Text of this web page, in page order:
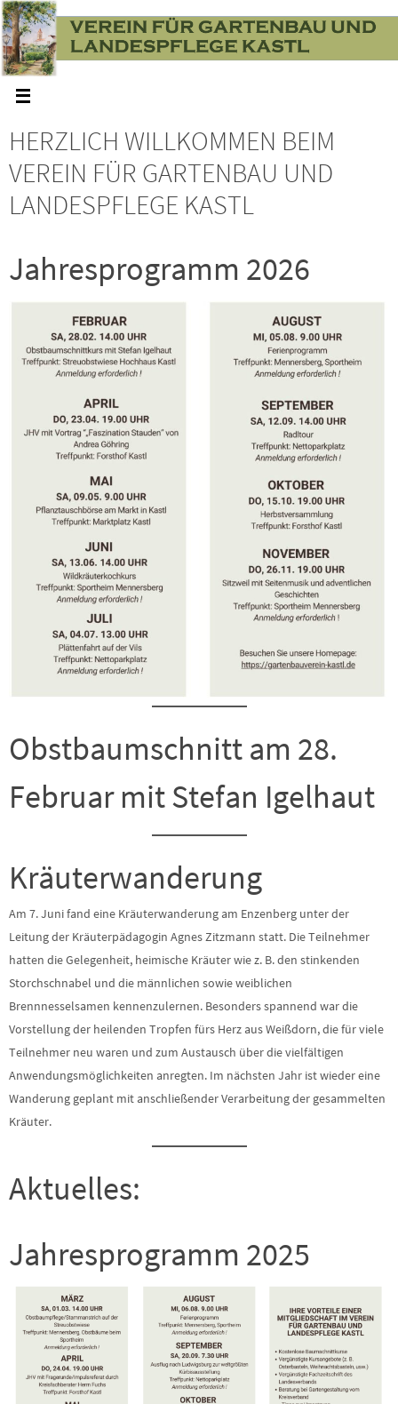
Zum
Inhalt
springen
HERZLICH WILLKOMMEN BEIM
VEREIN FÜR GARTENBAU UND
LANDESPFLEGE KASTL
Jahresprogramm 2026
Obstbaumschnitt am 28.
Februar mit Stefan Igelhaut
Kräuterwanderung
Am 7. Juni fand eine Kräuterwanderung am Enzenberg unter der
Leitung der Kräuterpädagogin Agnes Zitzmann statt. Die Teilnehmer
hatten die Gelegenheit, heimische Kräuter wie z. B. den stinkenden
Storchschnabel und die männlichen sowie weiblichen
Brennnesselsamen kennenzulernen. Besonders spannend war die
Vorstellung der heilenden Tropfen fürs Herz aus Weißdorn, die für viele
Teilnehmer neu waren und zum Austausch über die vielfältigen
Anwendungsmöglichkeiten anregten. Im nächsten Jahr ist wieder eine
Wanderung geplant mit anschließender Verarbeitung der gesammelten
Kräuter.
Aktuelles:
Jahresprogramm 2025